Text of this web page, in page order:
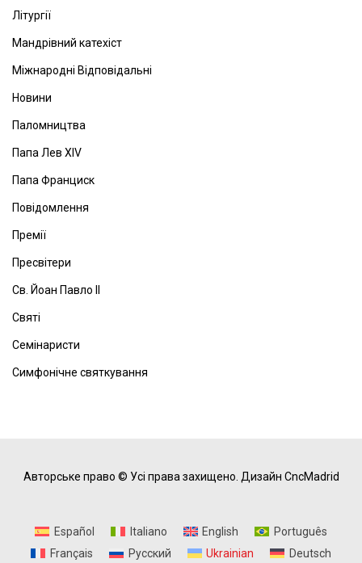
Літургії
Мандрівний катехіст
Міжнародні Відповідальні
Новини
Паломництва
Папа Лев ХІV
Папа Франциск
Повідомлення
Премії
Пресвітери
Св. Йоан Павло ІІ
Святі
Семінаристи
Симфонічне святкування
Авторське право © Усі права захищено. Дизайн CncMadrid
Español Italiano English
Português
Français
Русский Ukrainian Deutsch